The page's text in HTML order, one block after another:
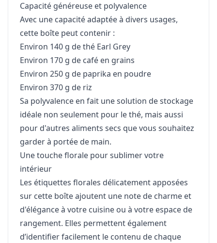
Capacité généreuse et polyvalence
Avec une capacité adaptée à divers usages,
cette boîte peut contenir :
Environ 140 g de thé Earl Grey
Environ 170 g de café en grains
Environ 250 g de paprika en poudre
Environ 370 g de riz
Sa polyvalence en fait une solution de stockage
idéale non seulement pour le thé, mais aussi
pour d'autres aliments secs que vous souhaitez
garder à portée de main.
Une touche florale pour sublimer votre
intérieur
Les étiquettes florales délicatement apposées
sur cette boîte ajoutent une note de charme et
d'élégance à votre cuisine ou à votre espace de
rangement. Elles permettent également
d’identifier facilement le contenu de chaque